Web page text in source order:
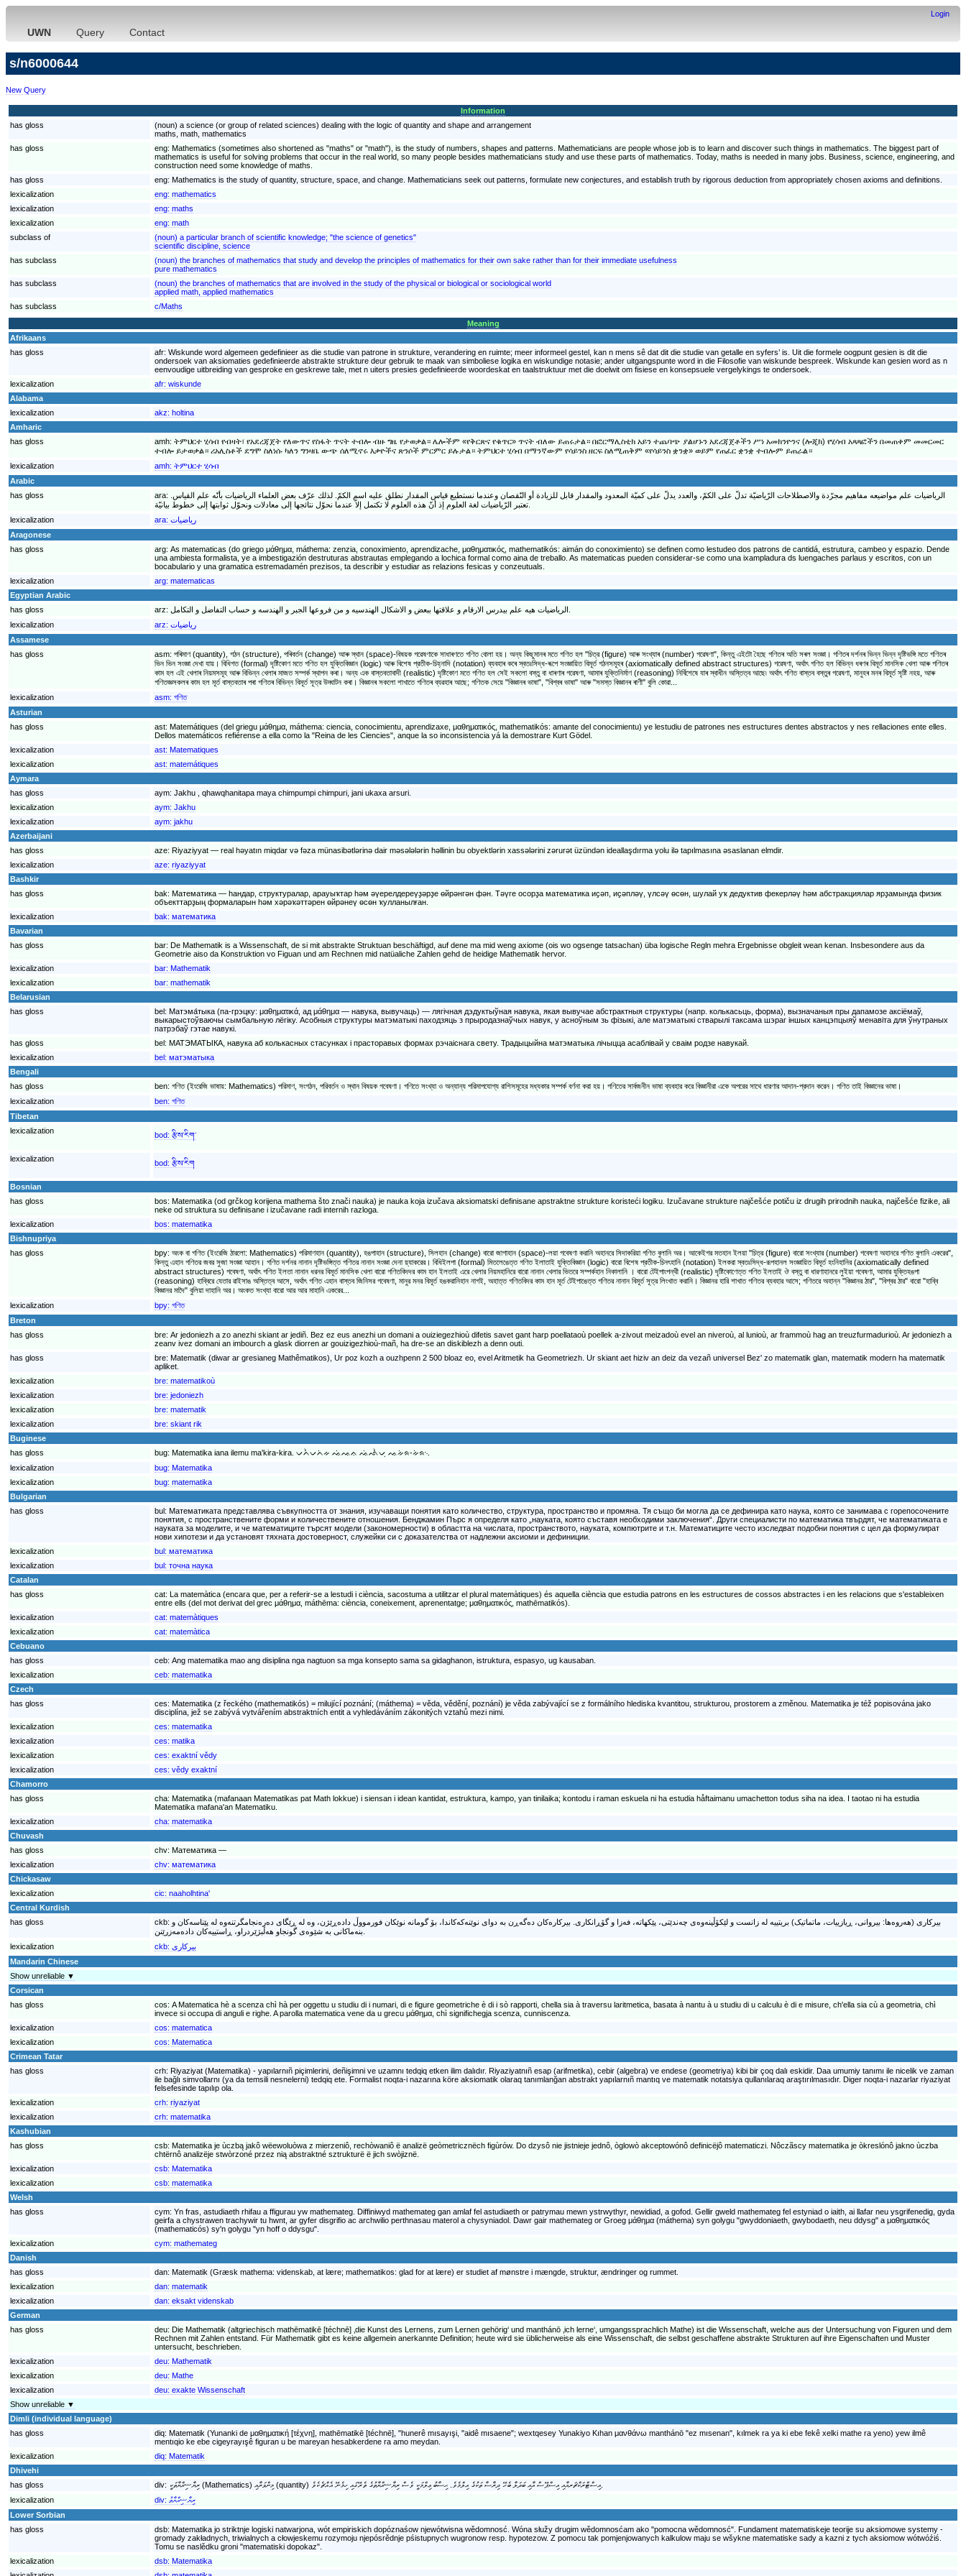
Login
UWN Query Contact
s/n6000644
New Query
Information
has gloss
(noun) a science (or group of related sciences) dealing with the logic of quantity and shape and arrangement
maths, math, mathematics
has gloss
eng: Mathematics (sometimes also shortened as "maths" or "math"), is the study of numbers, shapes and patterns. Mathematicians are people whose job is to learn and discover such things in mathematics. The biggest part of
mathematics is useful for solving problems that occur in the real world, so many people besides mathematicians study and use these parts of mathematics. Today, maths is needed in many jobs. Business, science, engineering, and
construction need some knowledge of maths.
has gloss
eng: Mathematics is the study of quantity, structure, space, and change. Mathematicians seek out patterns, formulate new conjectures, and establish truth by rigorous deduction from appropriately chosen axioms and definitions.
lexicalization
eng: mathematics
lexicalization
eng: maths
lexicalization
eng: math
subclass of
(noun) a particular branch of scientific knowledge; "the science of genetics"
scientific discipline, science
has subclass
(noun) the branches of mathematics that study and develop the principles of mathematics for their own sake rather than for their immediate usefulness
pure mathematics
has subclass
(noun) the branches of mathematics that are involved in the study of the physical or biological or sociological world
applied math, applied mathematics
has subclass
c/Maths
Meaning
Afrikaans
has gloss
afr: Wiskunde word algemeen gedefinieer as die studie van patrone in strukture, verandering en ruimte; meer informeel gestel, kan n mens sê dat dit die studie van getalle en syfers’ is. Uit die formele oogpunt gesien is dit die
ondersoek van aksiomaties gedefinieerde abstrakte strukture deur gebruik te maak van simboliese logika en wiskundige notasie; ander uitgangspunte word in die Filosofie van wiskunde bespreek. Wiskunde kan gesien word as n
eenvoudige uitbreiding van gesproke en geskrewe tale, met n uiters presies gedefinieerde woordeskat en taalstruktuur met die doelwit om fisiese en konsepsuele vergelykings te ondersoek.
lexicalization
afr: wiskunde
Alabama
lexicalization
akz: holtina
Amharic
has gloss
amh: ትምህርተ ሂሳብ የብዛት፣ የአደረጃጀት የለውጥና የስፋት ጥናት ተብሎ ብዙ ግዜ የታወቃል። ሌሎችም «የቅርጽና የቁጥር» ጥናት ብለው ይጠሩታል። በፎርማሊስቲክ አይን ተጨባጭ ያልሆኑን አደረጃጀቶችን ሥነ አመክንዮንና (ሎጂክ) የሂሳብ አጻጻፎችን በመጠቀም መመርመር
ተብሎ ይታወቃል። ሪአሊስቶች ደግሞ ስለነሱ ካለን ግንዛቤ ውጭ ሰለሚኖሩ እቃዮችና ጽንሶች ምርምር ይሉታል። ትምህርተ ሂሳብ በማንኛውም የሳይንስ ዘርፍ ስለሚጠቅም «የሳይንስ ቋንቋ» ወይም የጠፈር ቋንቋ ተብሎም ይጠራል።
lexicalization
amh: ትምህርተ ሂሳብ
Arabic
has gloss
ara:
الرياضيات علم مواضيعه مفاهيم مجرّدة والاصطلاحات الرّياضيّة تدلّ على الكمّ، والعدد يدلّ على كميّة المعدود والمقدار قابل للزيادة أو النّقصان وعندما نستطيع قياس المقدار نطلق عليه اسم الكمّ. لذلك عرّف بعض العلماء الرياضيات بأنّه علم القياس.
lexicalization
ara: رياضيات
Aragonese
has gloss
arg: As matematicas (do griego μάθημα, máthema: zenzia, conoximiento, aprendizache, μαθηματικóς, mathematikós: aimán do conoximiento) se definen como lestudeo dos patrons de cantidá, estrutura, cambeo y espazio. Dende
una ambiesta formalista, ye a imbestigazión destruturas abstrautas emplegando a lochica formal como aina de treballo. As matematicas pueden considerar-se como una ixampladura ds luengaches parlaus y escritos, con un
bocabulario y una gramatica estremadamén prezisos, ta describir y estudiar as relazions fesicas y conzeutuals.
lexicalization
arg: matematicas
Egyptian Arabic
has gloss
arz:
lexicalization
arz: رياضيات
Assamese
has gloss
asm: পৰিমাণ (quantity), গঠন (structure), পৰিবৰ্তন (change) আৰু স্থান (space)-বিষয়ক গৱেষণাকে সাধাৰণতে গণিত বোলা হয়। অন্য কিছুমানৰ মতে গণিত হল "চিত্র (figure) আৰু সংখ্যাৰ (number) গৱেষণা", কিন্তু এইটো হৈছে গণিতৰ অতি সৰল সংজ্ঞা। গণিতৰ দৰ্শনৰ ভিন্ন ভিন্ন দৃষ্টিভঙ্গি মতে গণিতৰ
ভিন ভিন সংজ্ঞা দেখা যায়। বিধিগত (formal) দৃষ্টিকোণ মতে গণিত হল যুক্তিবিজ্ঞান (logic) আৰু বিশেষ প্রতীক-চিহ্নাদি (notation) ব্যবহাৰ কৰে স্বতঃসিদ্ধ-ৰূপে সংজ্ঞায়িত বিমূৰ্ত গঠনসমূহৰ (axiomatically defined abstract structures) গৱেষণা, অর্থাৎ গণিত হল বিভিন্ন ধৰণৰ বিমূৰ্ত মানসিক খেলা আৰু গণিতৰ
কাম হল এই খেলাৰ নিয়মসমূহ আৰু বিভিন্ন খেলাৰ মাজত সম্পৰ্ক স্থাপন কৰা। অন্য এক বাস্তবতাবাদী (realistic) দৃষ্টিকোণ মতে গণিত হল সেই সকলো বস্তু বা ধাৰণাৰ গৱেষণা, আমাৰ যুক্তিনিৰ্মাণ (reasoning) নিৰ্বিশেষে যাৰ স্বাধীন অস্তিত্ব আছে৷ অৰ্থাৎ গণিত বাস্তব বস্তুৰ গৱেষণা, মানুহৰ মনৰ বিমূৰ্ত সৃষ্টি নহয়, আৰু
গণিতজ্ঞসকলৰ কাম হল মূৰ্ত বাস্তবতাৰ পৰা গণিতৰ বিভিন্ন বিমূৰ্ত সূত্র উদ্ঘাটন কৰা। বিজ্ঞানৰ সকলো শাখাতে গণিতৰ ব্যৱহাৰ আছে; গণিতক সেয়ে "বিজ্ঞানৰ ভাষা", "বিশ্বৰ ভাষা" আৰু "সমস্ত বিজ্ঞানৰ ৰাণী" বুলি কোৱা...
lexicalization
asm: গণিত
Asturian
has gloss
ast: Matemátiques (del griegu μάθημα, máthema: ciencia, conocimientu, aprendizaxe, μαθηματικóς, mathematikós: amante del conocimientu) ye lestudiu de patrones nes estructures dentes abstractos y nes rellaciones ente elles.
Dellos matemáticos refiérense a ella como la "Reina de les Ciencies", anque la so inconsistencia yá la demostrare Kurt Gödel.
lexicalization
ast: Matematiques
lexicalization
ast: matemátiques
Aymara
has gloss
aym: Jakhu , qhawqhanitapa maya chimpumpi chimpuri, jani ukaxa arsuri.
lexicalization
aym: Jakhu
lexicalization
aym: jakhu
Azerbaijani
has gloss
aze: Riyaziyyat — real həyatın miqdar və fəza münasibətlərinə dair məsələlərin həllinin bu obyektlərin xassələrini zərurət üzündən ideallaşdırma yolu ilə tapılmasına əsaslanan elmdir.
lexicalization
aze: riyaziyyat
Bashkir
has gloss
bak: Математика — һандар, структуралар, арауыҡтар һәм әүерелдереүҙәрҙе өйрәнгән фән. Тәүге осорҙа математика иҫәп, иҫәпләү, үлсәү өсөн, шулай уҡ дедуктив фекерләү һәм абстракциялар ярҙамында физик
объекттарҙың формаларын һәм хәрәҡәттәрен өйрәнеү өсөн ҡулланылған.
lexicalization
bak: математика
Bavarian
has gloss
bar: De Mathematik is a Wissenschaft, de si mit abstrakte Struktuan beschäftigd, auf dene ma mid weng axiome (ois wo ogsenge tatsachan) üba logische Regln mehra Ergebnisse obgleit wean kenan. Insbesondere aus da
Geometrie aiso da Konstruktion vo Figuan und am Rechnen mid natüaliche Zahlen gehd de heidige Mathematik hervor.
lexicalization
bar: Mathematik
lexicalization
bar: mathematik
Belarusian
has gloss
bel: Матэма́тыка (па-грэцку: μαθηματικά, ад μάθημα — навука, вывучаць) — лягічная дэдуктыўная навука, якая вывучае абстрактныя структуры (напр. колькасьць, форма), вызначаныя пры дапамозе аксіёмаў,
выкарыстоўваючы сымбальную лёгіку. Асобныя структуры матэматыкі паходзяць з прыродазнаўчых навук, у асноўным зь фізыкі, але матэматыкі стварылі таксама шэраг іншых канцэпцыяў менавіта для ўнутраных
патрэбаў гэтае навукі.
has gloss
bel: МАТЭМАТЫКА, навука аб колькасных стасунках і прасторавых формах рэчаіснага свету. Традыцыйна матэматыка лічыцца асаблівай у сваім родзе навукай.
lexicalization
bel: матэматыка
Bengali
has gloss
ben: গণিত (ইংরেজি ভাষায়: Mathematics) পরিমাণ, সংগঠন, পরিবর্তন ও স্থান বিষয়ক গবেষণা। গণিতে সংখ্যা ও অন্যান্য পরিমাপযোগ্য রাশিসমূহের মধ্যকার সম্পর্ক বর্ণনা করা হয়। গণিতের সার্বজনীন ভাষা ব্যবহার করে বিজ্ঞানীরা একে অপরের সাথে ধারণার আদান-প্রদান করেন। গণিত তাই বিজ্ঞানের ভাষা।
lexicalization
ben: গণিত
Tibetan
lexicalization
bod: རྩིས་རིག་
lexicalization bod: རྩིས་རིག
Bosnian
has gloss
bos: Matematika (od grčkog korijena mathema što znači nauka) je nauka koja izučava aksiomatski definisane apstraktne strukture koristeći logiku. Izučavane strukture najčešće potiču iz drugih prirodnih nauka, najčešće fizike, ali
neke od struktura su definisane i izučavane radi internih razloga.
lexicalization
bos: matematika
Bishnupriya
has gloss
bpy: অংক বা গণিত (ইংরেজি ঠারলো: Mathematics) পরিমাণহান (quantity), হঙপাহান (structure), সিলহান (change) বারো জাগাহান (space)-লয়া গবেষণা করানি অহানরে সিদাকরিয়া গণিত বুলানি অর। আকেইগর মতহান ইলয়া "চিত্র (figure) বারো সংখ্যার (number) গবেষণা অহানরে গণিত বুলানি একরের",
কিন্তু এহান গণিতর জবর সুজা সংজ্ঞা আহান। গণিত দর্শনর নানান দৃষ্টিভঙ্গিত্ত গণিতর নানান সংজ্ঞা দেনা য়্যাকরের। বিধিইলপা (formal) মিতলেঙেত্ত গণিত ইলাতাই যুক্তিবিজ্ঞান (logic) বারো বিশেষ প্রতীক-চিনৎহানি (notation) ইলকরা স্বতঃসিদ্ধ-রূপহানল সংজ্ঞায়িত বিমূর্ত হংনিহানির (axiomatically defined
abstract structures) গবেষণা, অর্থাৎ গণিত ইলতা নানান ধরনর বিমূর্ত মানসিক খেলা বারো গণিতবিদদর কাম হান ইলতাই এরে খেলার নিয়মহানিরে বারো নানান খেলার ভিতরে সম্পর্কহান নিকালানি । বারো টেইপাংপন্থী (realistic) দৃষ্টিকোণেত্ত গণিত ইলতাই ঔ বস্তু বা ধারণাহানরে লুইয়া গবেষণা, আমার যুক্তিহঙপা
(reasoning) হাব্বিরে যেতার ৱাইসাঙ অস্তিত্ব আসে, অর্থাৎ গণিত এহান বাস্তব জিনিসর গবেষণা, মানুর মনর বিমূর্ত হঙকরানিহান নাগই, অহাত্ত গণিতবিদর কাম হান মূর্ত টেইপাঙেত্ত গণিতর নানান বিমূর্ত সূত্র লিংখাত করানি। বিজ্ঞানর হারি শাখাত গণিতর ব্যবহার আসে; গণিতরে অহান্ন "বিজ্ঞানর ঠার", "বিশ্বর ঠার" বারো "হাব্বি
বিজ্ঞানর মাদৈ" বুলিয়া দাহানি অর। অংকত সংখ্যা বারো আর আর মাহানি একরের...
lexicalization
bpy: গণিত
Breton
has gloss
bre: Ar jedoniezh a zo anezhi skiant ar jediñ. Bez ez eus anezhi un domani a ouiziegezhioù difetis savet gant harp poellataoù poellek a-zivout meizadoù evel an niveroù, al lunioù, ar frammoù hag an treuzfurmadurioù. Ar jedoniezh a
zeanv ivez domani an imbourch a glask diorren ar gouizigezhioù-mañ, ha dre-se an diskiblezh a denn outi.
has gloss
bre: Matematik (diwar ar gresianeg Mathêmatikos), Ur poz kozh a ouzhpenn 2 500 bloaz eo, evel Aritmetik ha Geometriezh. Ur skiant aet hiziv an deiz da vezañ universel Bez' zo matematik glan, matematik modern ha matematik
apliket.
lexicalization
bre: matematikoù
lexicalization
bre: jedoniezh
lexicalization
bre: matematik
lexicalization
bre: skiant rik
Buginese
has gloss
bug: Matematika iana ilemu ma'kira-kira. ᨆᨈᨛᨆᨈᨗᨀ ᨕᨗᨕᨊ ᨕᨗᨒᨛᨆᨘ ᨕᨀᨗᨑ-ᨀᨗᨑ᨞
lexicalization
bug: Matematika
lexicalization
bug: matematika
Bulgarian
has gloss
bul: Математиката представлява съвкупността от знания, изучаващи понятия като количество, структура, пространство и промяна. Тя също би могла да се дефинира като наука, която се занимава с горепосочените
понятия, с пространствените форми и количествените отношения. Бенджамин Пърс я определя като „науката, която съставя необходими заключения“. Други специалисти по математика твърдят, че математиката е
науката за моделите, и че математиците търсят модели (закономерности) в областта на числата, пространството, науката, компютрите и т.н. Математиците често изследват подобни понятия с цел да формулират
нови хипотези и да установят тяхната достоверност, служейки си с доказателства от надлежни аксиоми и дефиниции.
lexicalization
bul: математика
lexicalization
bul: точна наука
Catalan
has gloss
cat: La matemàtica (encara que, per a referir-se a lestudi i ciència, sacostuma a utilitzar el plural matemàtiques) és aquella ciència que estudia patrons en les estructures de cossos abstractes i en les relacions que s'estableixen
entre ells (del mot derivat del grec μάθημα, máthēma: ciència, coneixement, aprenentatge; μαθηματικός, mathēmatikós).
lexicalization
cat: matemàtiques
lexicalization
cat: matemàtica
Cebuano
has gloss
ceb: Ang matematika mao ang disiplina nga nagtuon sa mga konsepto sama sa gidaghanon, istruktura, espasyo, ug kausaban.
lexicalization
ceb: matematika
Czech
has gloss
ces: Matematika (z řeckého (mathematikós) = milující poznání; (máthema) = věda, vědění, poznání) je věda zabývající se z formálního hlediska kvantitou, strukturou, prostorem a změnou. Matematika je též popisována jako
disciplína, jež se zabývá vytvářením abstraktních entit a vyhledáváním zákonitých vztahů mezi nimi.
lexicalization
ces: matematika
lexicalization
ces: matika
lexicalization
ces: exaktní vědy
lexicalization
ces: vědy exaktní
Chamorro
has gloss
cha: Matematika (mafanaan Matematikas pat Math lokkue) i siensan i idean kantidat, estruktura, kampo, yan tinilaika; kontodu i raman eskuela ni ha estudia håftaimanu umachetton todus siha na idea. I taotao ni ha estudia
Matematika mafana'an Matematiku.
lexicalization
cha: matematika
Chuvash
has gloss
chv: Математика —
lexicalization
chv: математика
Chickasaw
lexicalization
cic: naaholhtina'
Central Kurdish
has gloss
ckb: بیرکاری (ھەروەھا: بیروانی، ڕیازییات، ماتماتیک) بریتییە لە زانست و لێکۆڵینەوەی چەندێتی، پێکھاتە، فەزا و گۆڕانکاری. بیرکارەکان دەگەڕن بە دوای نوێنەکەکاندا، بۆ گومانە نوێکان فورمووڵ دادەڕێژن، وە لە ڕێگای دەرەنجامگرتنەوە لە پێناسەکان و
lexicalization
ckb: بیرکاری
Mandarin Chinese
Show unreliable ▼
Corsican
has gloss
cos: A Matematica hè a scenza chì hà per oggettu u studiu di i numari, di e figure geometriche è di i sò rapporti, chella sia à traversu laritmetica, basata à nantu à u studiu di u calculu è di e misure, ch'ella sia cù a geometria, chì
invece si occupa di anguli e righe. A parolla matematica vene da u grecu μάθημα, chì significhegja scenza, cunniscenza.
lexicalization
cos: matematica
lexicalization
cos: Matematica
Crimean Tatar
has gloss
crh: Riyaziyat (Matematika) - yapılarnıñ piçimlerini, deñişimni ve uzamnı tedqiq etken ilim dalıdır. Riyaziyatnıñ esap (arifmetika), cebir (algebra) ve endese (geometriya) kibi bir çoq dalı eskidir. Daa umumiy tanımı ile nicelik ve zaman
ile bağlı simvollarnı (ya da temsili nesnelerni) tedqiq ete. Formalist noqta-i nazarına köre aksiomatik olaraq tanımlanğan abstrakt yapılarnıñ mantıq ve matematik notatsiya qullanılaraq araştırılmasıdır. Diger noqta-i nazarlar riyaziyat
felsefesinde tapılıp ola.
lexicalization
crh: riyaziyat
lexicalization
crh: matematika
Kashubian
has gloss
csb: Matematika je ùczbą jakô wëewoluòwa z mierzeniô, rechòwaniô ë analizë geòmetricznëch figùrów. Do dzysô nie jistnieje jednô, òglowò akceptowónô definicëjô matematiczi. Nôczãscy matematika je òkreslónô jakno ùczba
chtërnô analizëje stwòrzoné przez nią abstraktné sztrukturë ë jich swòjiznë.
lexicalization
csb: Matematika
lexicalization
csb: matematika
Welsh
has gloss
cym: Yn fras, astudiaeth rhifau a ffigurau yw mathemateg. Diffiniwyd mathemateg gan amlaf fel astudiaeth or patrymau mewn ystrwythyr, newidiad, a gofod. Gellir gweld mathemateg fel estyniad o iaith, ai llafar neu ysgrifenedig, gyda
geirfa a chystrawen trachywir tu hwnt, ar gyfer disgrifio ac archwilio perthnasau materol a chysyniadol. Dawr gair mathemateg or Groeg μάθημα (máthema) syn golygu "gwyddoniaeth, gwybodaeth, neu ddysg" a μαθηματικός
(mathematicós) sy'n golygu "yn hoff o ddysgu".
lexicalization
cym: mathemateg
Danish
has gloss
dan: Matematik (Græsk mathema: videnskab, at lære; mathematikos: glad for at lære) er studiet af mønstre i mængde, struktur, ændringer og rummet.
lexicalization
dan: matematik
lexicalization
dan: eksakt videnskab
German
has gloss
deu: Die Mathematik (altgriechisch mathēmatikē [téchnē] ‚die Kunst des Lernens, zum Lernen gehörig‘ und manthánō ‚ich lerne‘, umgangssprachlich Mathe) ist die Wissenschaft, welche aus der Untersuchung von Figuren und dem
Rechnen mit Zahlen entstand. Für Mathematik gibt es keine allgemein anerkannte Definition; heute wird sie üblicherweise als eine Wissenschaft, die selbst geschaffene abstrakte Strukturen auf ihre Eigenschaften und Muster
untersucht, beschrieben.
lexicalization
deu: Mathematik
lexicalization
deu: Mathe
lexicalization
deu: exakte Wissenschaft
Show unreliable ▼
Dimli (individual language)
has gloss
diq: Matematik (Yunanki de μαθηματική [τέχνη], mathēmatikē [téchnē], "hunerê mısayışi, "aidê mısaene"; wextqesey Yunakiyo Kıhan μανθάνω manthánō "ez mısenan", kılmek ra ya ki ebe fekê xelki mathe ra yeno) yew ilmê
mentıqio ke ebe cigeyrayışê figuran u be mareyan hesabkerdene ra amo meydan.
lexicalization
diq: Matematik
Dhivehi
has gloss
div:
lexicalization
div: ރިޔާޟިއްޔާތު
Lower Sorbian
has gloss
dsb: Matematika jo striktnje logiski natwarjona, wót empiriskich dopóznaśow njewótwisna wědomnosć. Wóna słužy drugim wědomnosćam ako "pomocna wědomnosć". Fundament matematiskeje teorije su aksiomowe systemy -
gromady zakładnych, triwialnych a cłowjeskemu rozymoju njepósrědnje pśistupnych wugronow resp. hypotezow. Z pomocu tak pomjenjowanych kalkulow maju se wšykne matematiske sady a kazni z tych aksiomow wótwóźiś.
Tomu se naslědku groni "matematiski dopokaz".
lexicalization
dsb: Matematika